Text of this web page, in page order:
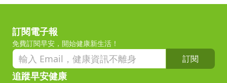
訂閱電子報
免費訂閱早安，開始健康新生活！
訂閱
追蹤早安健康